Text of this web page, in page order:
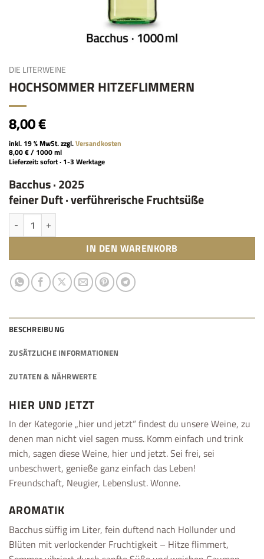
DIE LITERWEINE
HOCHSOMMER HITZEFLIMMERN
8,00€
inkl. 19 % MwSt.zzgl.Versandkosten
8,00€/ 1000ml
Lieferzeit:sofort · 1-3 Werktage
Bacchus · 2025
feiner Duft · verführerische Fruchtsüße
HOCHSOMMER HITZEFLIMMERN Menge
IN DEN WARENKORB
BESCHREIBUNG
ZUSÄTZLICHE INFORMATIONEN
ZUTATEN & NÄHRWERTE
HIER UND JETZT
In der Kategorie „hier und jetzt“ findest du unsere Weine, zu
denen man nicht viel sagen muss. Komm einfach und trink
mich, sagen diese Weine, hier und jetzt. Sei frei, sei
unbeschwert, genieße ganz einfach das Leben!
Freundschaft, Neugier, Lebenslust. Wonne.
AROMATIK
Bacchus süffig im Liter, fein duftend nach Hollunder und
Blüten mit verlockender Fruchtigkeit – Hitze flimmert,